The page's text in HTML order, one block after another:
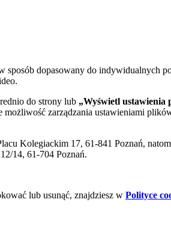
dopasowany do indywidualnych
do strony lub „Wyświetl ustawienia
zarządzania ustawieniami
Kolegiackim 17, 61-841 Poznań,
14, 61-704 Poznań.
lub usunąć, znajdziesz w Polityce